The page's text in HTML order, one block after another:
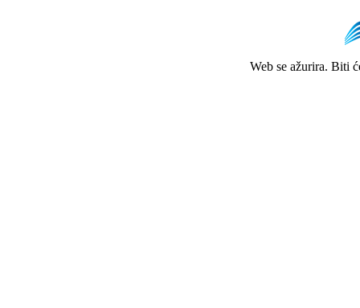
Web se ažurira. Biti